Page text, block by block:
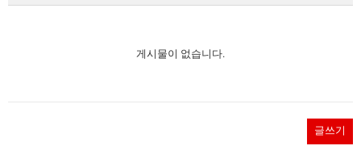
게시물이 없습니다.
글쓰기